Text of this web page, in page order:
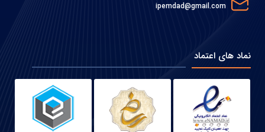
ipemdad@gmail.com
نماد های اعتماد